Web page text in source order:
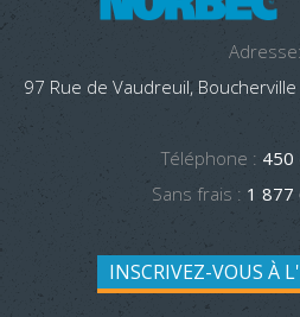
Adresse:
97 Rue de Vaudreuil, Boucherville
Téléphone : 450
Sans frais : 1 877
INSCRIVEZ-VOUS À L'